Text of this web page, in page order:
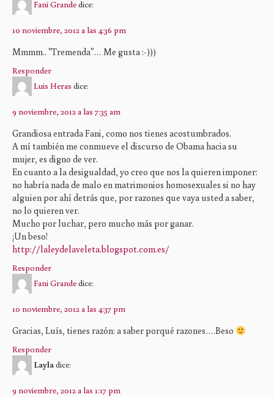
Fani Grandedice:
10 noviembre, 2012 a las 4:36 pm
Mmmm.. "Tremenda"… Me gusta :-)))
Responder
Luis Heras dice:
9 noviembre, 2012 a las 7:35 am
Grandiosa entrada Fani, como nos tienes acostumbrados.
A mí también me conmueve el discurso de Obama hacia su
mujer, es digno de ver.
En cuanto a la desigualdad, yo creo que nos la quieren imponer:
no habría nada de malo en matrimonios homosexuales si no hay
alguien por ahí detrás que, por razones que vaya usted a saber,
no lo quieren ver.
Mucho por luchar, pero mucho más por ganar.
¡Un beso!
http://laleydelaveleta.blogspot.com.es/
Responder
Fani Grandedice:
10 noviembre, 2012 a las 4:37 pm
Gracias, Luís, tienes razón: a saber porqué razones….Beso
Responder
Layladice:
9 noviembre, 2012 a las 1:17 pm